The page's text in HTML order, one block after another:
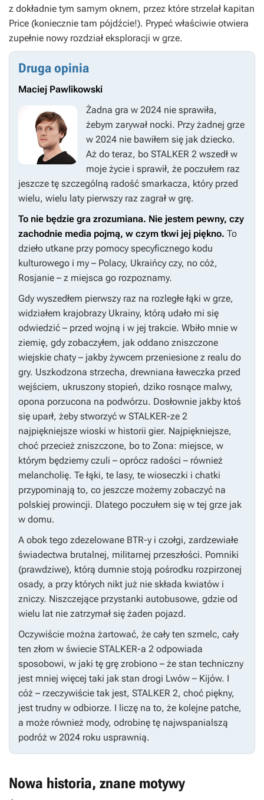
z dokładnie tym samym oknem, przez które strzelał kapitan
Price (koniecznie tam pójdźcie!). Prypeć właściwie otwiera
zupełnie nowy rozdział eksploracji w grze.
Druga opinia
Maciej Pawlikowski
Żadna gra w 2024 nie sprawiła,
żebym zarywał nocki. Przy żadnej grze
w 2024 nie bawiłem się jak dziecko.
Aż do teraz, bo STALKER 2 wszedł w
moje życie i sprawił, że poczułem raz
jeszcze tę szczególną radość smarkacza, który przed
wielu, wielu laty pierwszy raz zagrał w grę.
To nie będzie gra zrozumiana. Nie jestem pewny, czy
zachodnie media pojmą, w czym tkwi jej piękno. To
dzieło utkane przy pomocy specyficznego kodu
kulturowego i my – Polacy, Ukraińcy czy, no cóż,
Rosjanie – z miejsca go rozpoznamy.
Gdy wyszedłem pierwszy raz na rozległe łąki w grze,
widziałem krajobrazy Ukrainy, którą udało mi się
odwiedzić – przed wojną i w jej trakcie. Wbiło mnie w
ziemię, gdy zobaczyłem, jak oddano zniszczone
wiejskie chaty – jakby żywcem przeniesione z realu do
gry. Uszkodzona strzecha, drewniana ławeczka przed
wejściem, ukruszony stopień, dziko rosnące malwy,
opona porzucona na podwórzu. Dosłownie jakby ktoś
się uparł, żeby stworzyć w STALKER-ze 2
najpiękniejsze wioski w historii gier. Najpiękniejsze,
choć przecież zniszczone, bo to Zona: miejsce, w
którym będziemy czuli – oprócz radości – również
melancholię. Te łąki, te lasy, te wioseczki i chatki
przypominają to, co jeszcze możemy zobaczyć na
polskiej prowincji. Dlatego poczułem się w tej grze jak
w domu.
A obok tego zdezelowane BTR-y i czołgi, zardzewiałe
świadectwa brutalnej, militarnej przeszłości. Pomniki
(prawdziwe), którą dumnie stoją pośrodku rozpirzonej
osady, a przy których nikt już nie składa kwiatów i
zniczy. Niszczejące przystanki autobusowe, gdzie od
wielu lat nie zatrzymał się żaden pojazd.
Oczywiście można żartować, że cały ten szmelc, cały
ten złom w świecie STALKER-a 2 odpowiada
sposobowi, w jaki tę grę zrobiono – że stan techniczny
jest mniej więcej taki jak stan drogi Lwów – Kijów. I
cóż – rzeczywiście tak jest, STALKER 2, choć piękny,
jest trudny w odbiorze. I liczę na to, że kolejne patche,
a może również mody, odrobinę tę najwspanialszą
podróż w 2024 roku usprawnią.
Nowa historia, znane motywy